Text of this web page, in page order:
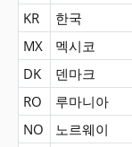
KR
한국
MX
멕시코
DK
덴마크
RO
루마니아
NO
노르웨이